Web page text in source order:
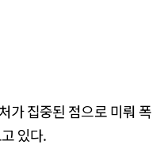
가 집중된 점으로 미뤄 폭
있다.